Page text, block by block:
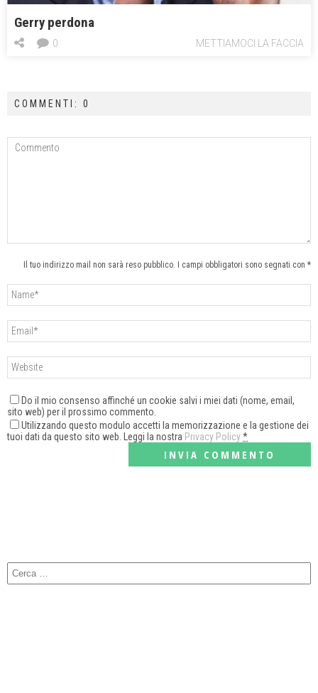
Gerry perdona
METTIAMOCI LA FACCIA
0
COMMENTI: 0
Il tuo indirizzo mail non sarà reso pubblico. I campi obbligatori sono segnati con *
Do il mio consenso affinché un cookie salvi i miei dati (nome, email,
sito web) per il prossimo commento.
Utilizzando questo modulo accetti la memorizzazione e la gestione dei
tuoi dati da questo sito web. Leggi la nostra Privacy Policy*